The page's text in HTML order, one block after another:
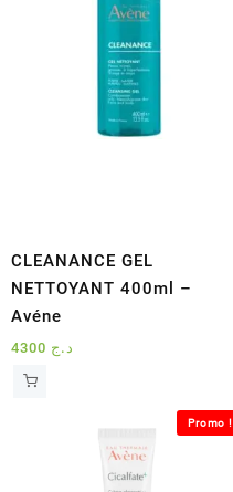
CLEANANCE GEL
NETTOYANT 400ml –
Avéne
د.ج
Promo !